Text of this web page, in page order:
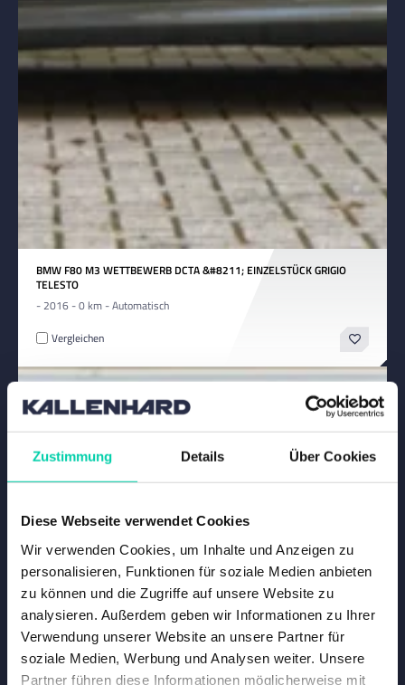
Zustimmung Details Über Cookies
Diese Webseite verwendet Cookies
Wir verwenden Cookies, um Inhalte und Anzeigen zu
personalisieren, Funktionen für soziale Medien anbieten
zu können und die Zugriffe auf unsere Website zu
analysieren. Außerdem geben wir Informationen zu Ihrer
Verwendung unserer Website an unsere Partner für
soziale Medien, Werbung und Analysen weiter. Unsere
Partner führen diese Informationen möglicherweise mit
BMW F80 M3 WETTBEWERB DCTA &#8211; EINZELSTÜCK GRIGIO
TELESTO
- 2016 - 0 km - Automatisch
Vergleichen